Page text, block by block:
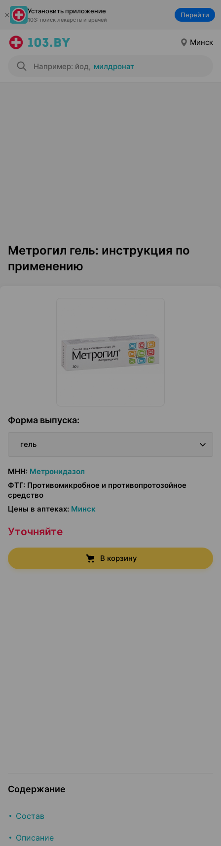
Установить приложение
103: поиск лекарств и врачей
Перейти
Минск
Например: йод, милдронат
Метрогил гель: инструкция по
применению
Форма выпуска:
гель
МНН: Метронидазол
ФТГ: Противомикробное и противопротозойное
средство
Цены в аптеках: Минск
Уточняйте
В корзину
Содержание
Состав
Описание